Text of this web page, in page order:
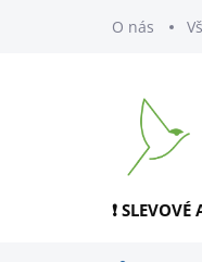
O nás
❗ SLEVOVÉ